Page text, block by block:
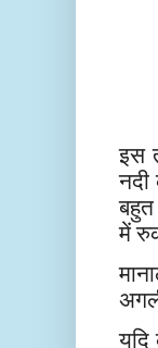
इस
नदी
बहुत
में
यदि